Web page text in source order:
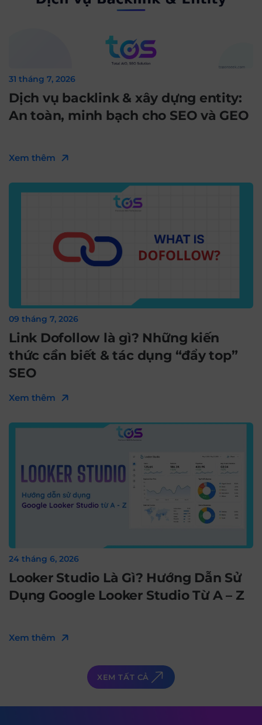
31 tháng 7, 2026
Dịch vụ backlink & xây dựng entity:
An toàn, minh bạch cho SEO và GEO
Xem thêm
09 tháng 7, 2026
Link Dofollow là gì? Những kiến
thức cần biết & tác dụng “đẩy top”
SEO
Xem thêm
24 tháng 6, 2026
Looker Studio Là Gì? Hướng Dẫn Sử
Dụng Google Looker Studio Từ A – Z
Xem thêm
XEM TẤT CẢ